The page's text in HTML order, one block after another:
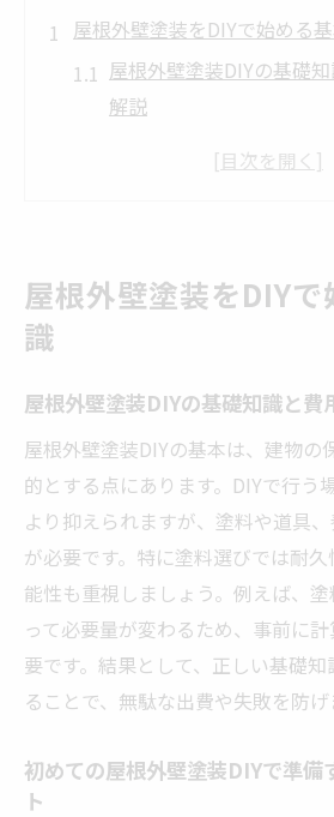
屋根外壁塗装をDIYで始める
屋根外壁塗装DIYの基礎
解説
初めての屋根外壁塗装
愛知県津島市の気候に合
と流れ
DIYで屋根外壁塗装を始
礎用語集
自分で挑戦する屋根外壁塗装
屋根外壁塗装DIYの始め
く紹介
DIYで行う屋根外壁塗装の
ト解説
DIYの流れ
屋根外壁塗装をDIY
識
屋根外壁塗装DIYの基礎知識と費
屋根外壁塗装DIYの基本は、建物の
的とする点にあります。DIYで行う
より抑えられますが、塗料や道具
が必要です。特に塗料選びでは耐
能性も重視しましょう。例えば、
って必要量が変わるため、事前に
要です。結果として、正しい基礎
ることで、無駄な出費や失敗を防げ
初めての屋根外壁塗装DIYで準備
ト